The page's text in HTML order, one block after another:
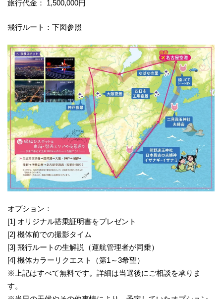
旅行代金： 1,500,000円
飛行ルート：下図参照
オプション：
[1] オリジナル搭乗証明書をプレゼント
[2] 機体前での撮影タイム
[3] 飛行ルートの生解説（運航管理者が同乗）
[4] 機体カラーリクエスト（第1～3希望）
※上記はすべて無料です。詳細は当選後にご相談を承りま
す。